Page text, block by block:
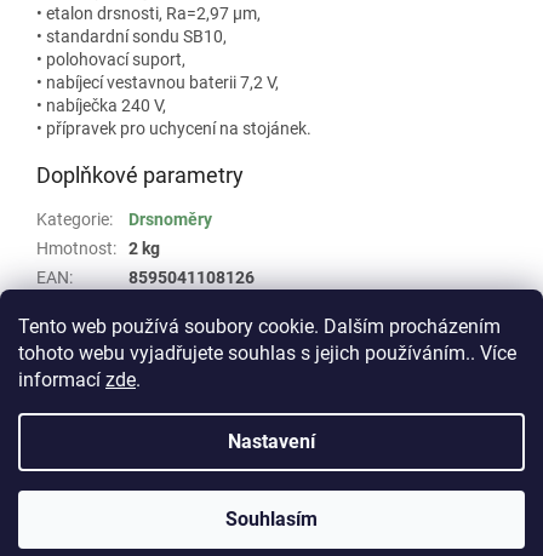
Tento web používá soubory cookie. Dalším procházením
tohoto webu vyjadřujete souhlas s jejich používáním.. Více
informací zde.
Nastavení
Souhlasím
• etalon drsnosti, Ra=2,97 µm,
• standardní sondu SB10,
• polohovací suport,
• nabíjecí vestavnou baterii 7,2 V,
• nabíječka 240 V,
• přípravek pro uchycení na stojánek.
Doplňkové parametry
Kategorie:
Drsnoměry
Hmotnost:
2 kg
EAN:
8595041108126
vyhrazena.